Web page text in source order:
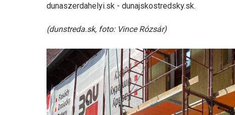
dunaszerdahelyi.sk - dunajskostredsky.sk.
(dunstreda.sk, foto: Vince Rózsár)